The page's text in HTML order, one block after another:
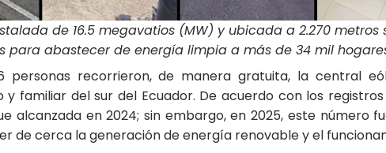
de 16.5 megavatios (MW) y ubicada a 2.270
para abastecer de energía limpia a más de 34 mil
personas recorrieron, de manera gratuita, la central
y familiar del sur del Ecuador. De acuerdo con los
alcanzada en 2024; sin embargo, en 2025, este
de cerca la generación de energía renovable y el